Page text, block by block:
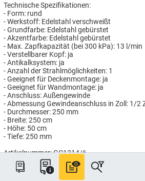
Technische Spezifikationen:
- Form: rund
- Werkstoff: Edelstahl verschweißt
- Grundfarbe: Edelstahl gebürstet
- Akzentfarbe: Edelstahl gebürstet
- Max. Zapfkapazität (bei 300 kPa): 13 l/min
- Verstellbarer Kopf: ja
- Antikalksystem: ja
- Anzahl der Strahlmöglichkeiten: 1
- Geeignet für Deckenmontage: ja
- Geeignet für Wandmontage: ja
- Anschluss: Außengewinde
- Abmessung Gewindeanschluss in Zoll: 1/2
- Durchmesser: 250 mm
- Breite: 250 cm
- Höhe: 50 cm
- Tiefe: 250 mm
Artikelnummer: GC1314/6